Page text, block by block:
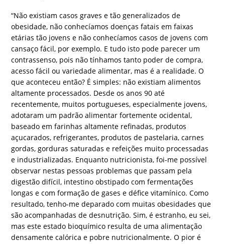
“Não existiam casos graves e tão generalizados de
obesidade, não conhecíamos doenças fatais em faixas
etárias tão jovens e não conhecíamos casos de jovens com
cansaço fácil, por exemplo. E tudo isto pode parecer um
contrassenso, pois não tínhamos tanto poder de compra,
acesso fácil ou variedade alimentar, mas é a realidade. O
que aconteceu então? É simples: não existiam alimentos
altamente processados. Desde os anos 90 até
recentemente, muitos portugueses, especialmente jovens,
adotaram um padrão alimentar fortemente ocidental,
baseado em farinhas altamente refinadas, produtos
açucarados, refrigerantes, produtos de pastelaria, carnes
gordas, gorduras saturadas e refeições muito processadas
e industrializadas. Enquanto nutricionista, foi-me possível
observar nestas pessoas problemas que passam pela
digestão difícil, intestino obstipado com fermentações
longas e com formação de gases e défice vitamínico. Como
resultado, tenho-me deparado com muitas obesidades que
são acompanhadas de desnutrição. Sim, é estranho, eu sei,
mas este estado bioquímico resulta de uma alimentação
densamente calórica e pobre nutricionalmente. O pior é